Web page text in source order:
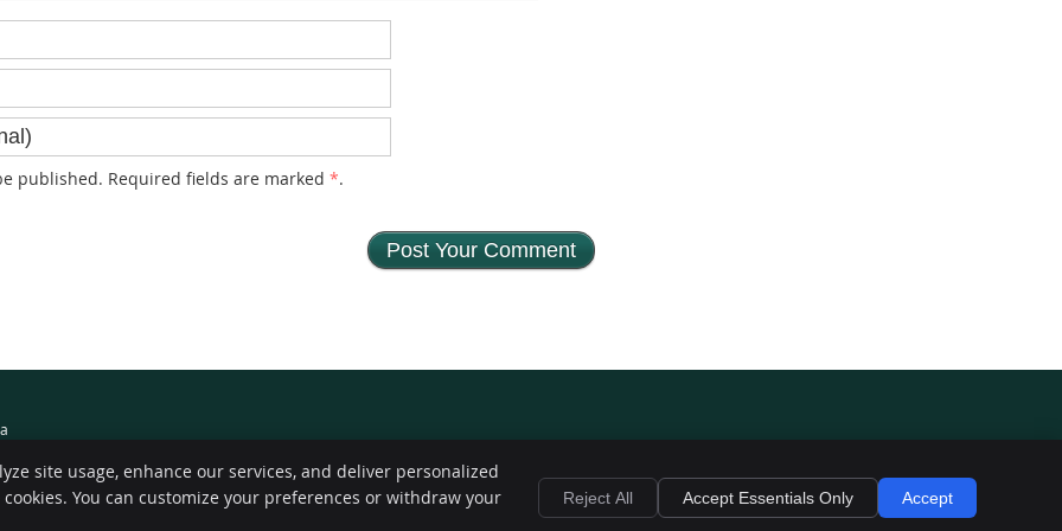
published. Required fields are marked *.
site usage, enhance our services, and deliver personalized
You can customize your preferences or withdraw your
Reject All Accept Essentials Only Accept